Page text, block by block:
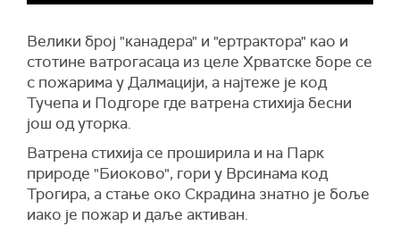
Велики број "канадера" и "ертрактора" као и
стотине ватрогасаца из целе Хрватске боре се
с пожарима у Далмацији, а најтеже је код
Тучепа и Подгоре где ватрена стихија бесни
још од уторка.
Ватрена стихија се проширила и на Парк
природе "Биоково", гори у Врсинама код
Трогира, а стање око Скрадина знатно је боље
иако је пожар и даље активан.